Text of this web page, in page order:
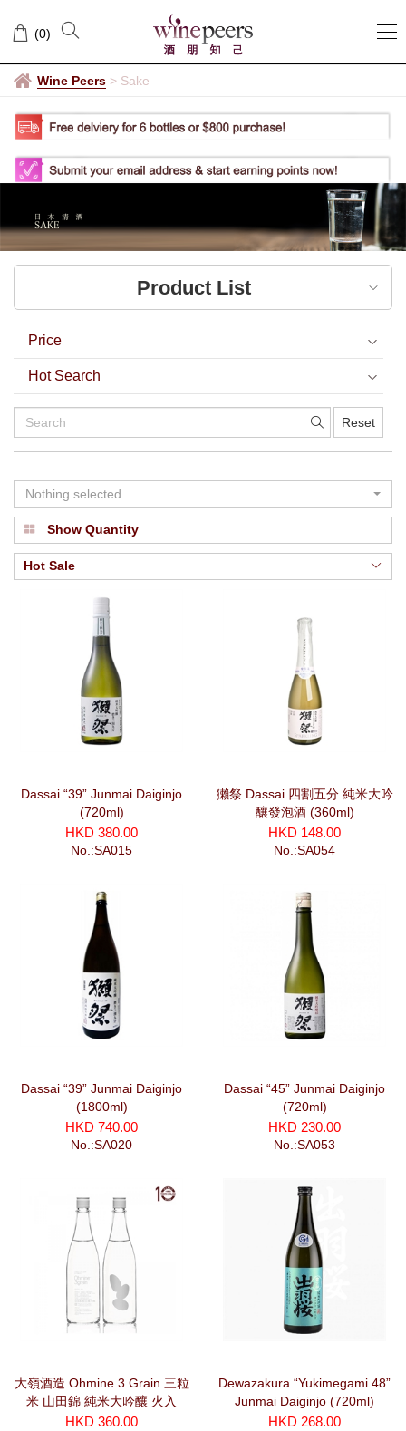
Sake
(0)
Wine Peers > Sake
Product List
Price
Hot Search
Reset
Nothing selected
Show Quantity
Hot Sale
Dassai “39” Junmai Daiginjo
(720ml)
HKD 380.00
No.:SA015
獺祭 Dassai 四割五分 純米大吟
釀發泡酒 (360ml)
HKD 148.00
No.:SA054
Dassai “39” Junmai Daiginjo
(1800ml)
HKD 740.00
No.:SA020
Dassai “45” Junmai Daiginjo
(720ml)
HKD 230.00
No.:SA053
大嶺酒造 Ohmine 3 Grain 三粒
米 山田錦 純米大吟釀 火入
(720ml)
HKD 360.00
Dewazakura “Yukimegami 48”
Junmai Daiginjo (720ml)
HKD 268.00